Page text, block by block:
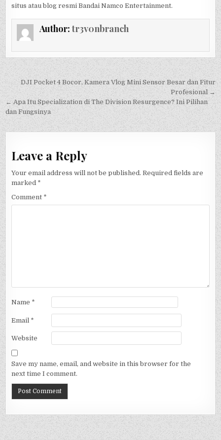
situs atau blog resmi Bandai Namco Entertainment.
Author:tr3v0nbranch
Post
navigation
DJI Pocket 4 Bocor, Kamera Vlog Mini Sensor Besar dan Fitur
Profesional →
← Apa Itu Specialization di The Division Resurgence? Ini Pilihan
dan Fungsinya
Leave a Reply
Your email address will not be published. Required fields are
marked *
Comment *
Name *
Email *
Website
Save my name, email, and website in this browser for the
next time I comment.